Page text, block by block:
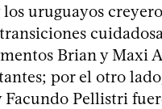
uruguayos
Brian y Maxi
por el otro
Facundo Pellistri